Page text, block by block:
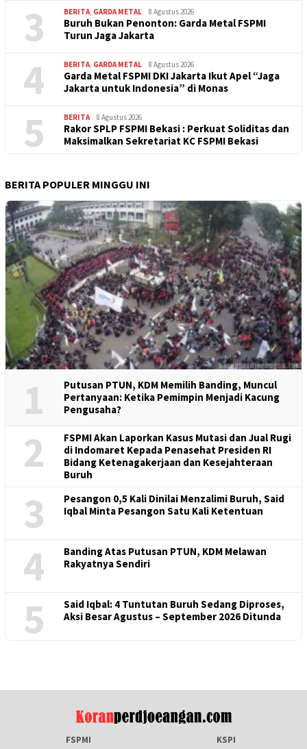
3 BERITA, GARDA METAL 8 Agustus 2026
Buruh Bukan Penonton: Garda Metal FSPMI
Turun Jaga Jakarta
4 BERITA, GARDA METAL 8 Agustus 2026
Garda Metal FSPMI DKI Jakarta Ikut Apel “Jaga
Jakarta untuk Indonesia” di Monas
5 BERITA 8 Agustus 2026
Rakor SPLP FSPMI Bekasi : Perkuat Soliditas dan
Maksimalkan Sekretariat KC FSPMI Bekasi
BERITA POPULER MINGGU INI
1
Putusan PTUN, KDM Memilih Banding, Muncul
Pertanyaan: Ketika Pemimpin Menjadi Kacung
Pengusaha?
2
FSPMI Akan Laporkan Kasus Mutasi dan Jual Rugi
di Indomaret Kepada Penasehat Presiden RI
Bidang Ketenagakerjaan dan Kesejahteraan
Buruh
3
Pesangon 0,5 Kali Dinilai Menzalimi Buruh, Said
Iqbal Minta Pesangon Satu Kali Ketentuan
4
Banding Atas Putusan PTUN, KDM Melawan
Rakyatnya Sendiri
5
Said Iqbal: 4 Tuntutan Buruh Sedang Diproses,
Aksi Besar Agustus – September 2026 Ditunda
FSPMI KSPI